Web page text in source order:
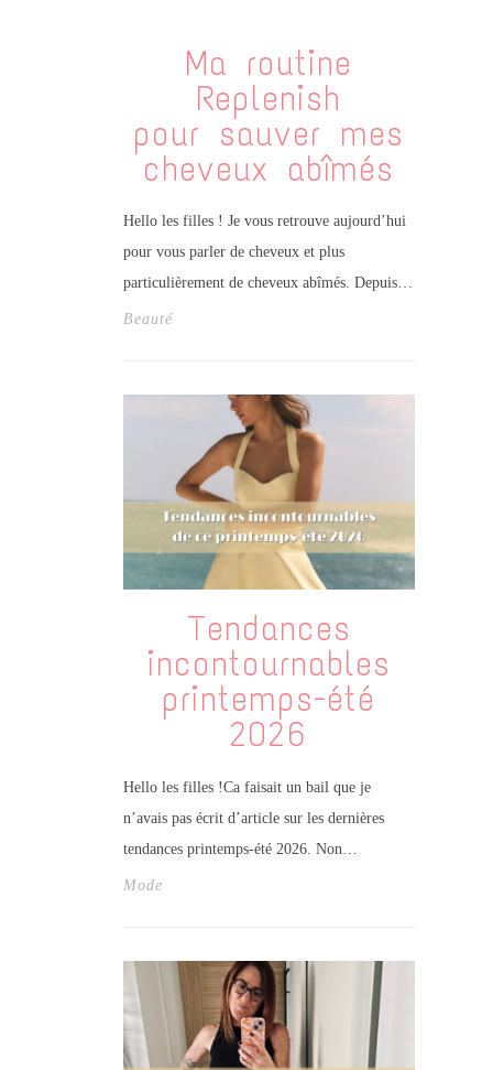
Ma routine
Replenish
pour sauver mes
cheveux abîmés
Hello les filles ! Je vous retrouve aujourd’hui
pour vous parler de cheveux et plus
particulièrement de cheveux abîmés. Depuis…
Beauté
Tendances
incontournables
printemps-été
2026
Hello les filles !Ca faisait un bail que je
n’avais pas écrit d’article sur les dernières
tendances printemps-été 2026. Non…
Mode